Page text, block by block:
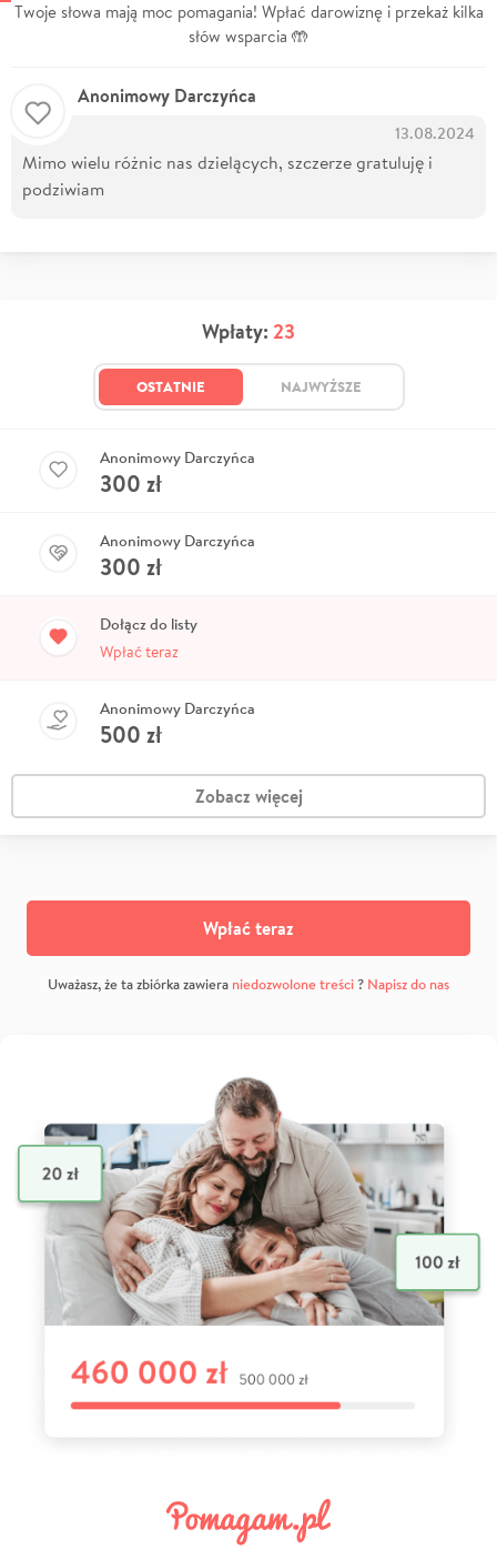
Twoje słowa mają moc pomagania! Wpłać darowiznę i przekaż kilka
słów wsparcia 🤲
Anonimowy Darczyńca
13.08.2024
Mimo wielu różnic nas dzielących, szczerze gratuluję i
podziwiam
Wpłaty: 23
OSTATNIE NAJWYŻSZE
Anonimowy Darczyńca
300 zł
Anonimowy Darczyńca
300 zł
Dołącz do listy
Wpłać teraz
Anonimowy Darczyńca
500 zł
Zobacz więcej
Wpłać teraz
Uważasz, że ta zbiórka zawiera niedozwolone treści? Napisz do nas